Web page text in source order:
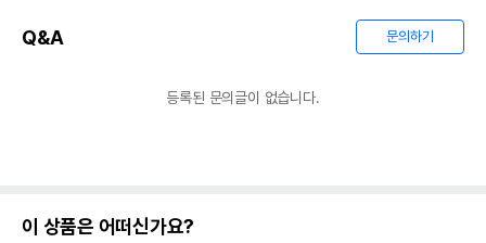
Q&A 문의하기
등록된 문의글이 없습니다.
이 상품은 어떠신가요?